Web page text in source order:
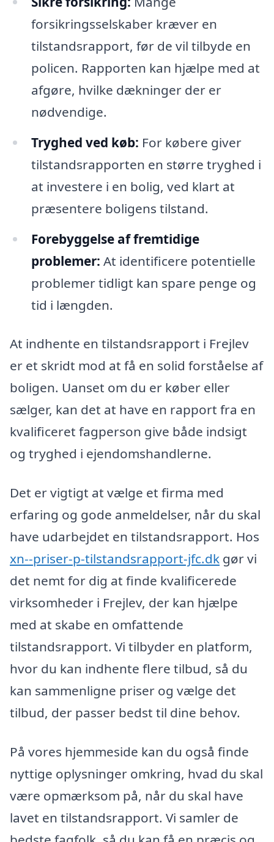
forsikringsselskaber kræver en
tilstandsrapport, før de vil tilbyde en
policen. Rapporten kan hjælpe med at
afgøre, hvilke dækninger der er
nødvendige.
Tryghed ved køb: For købere giver
tilstandsrapporten en større tryghed i
at investere i en bolig, ved klart at
præsentere boligens tilstand.
Forebyggelse af fremtidige
problemer: At identificere potentielle
problemer tidligt kan spare penge og
tid i længden.
At indhente en tilstandsrapport i Frejlev
er et skridt mod at få en solid forståelse af
boligen. Uanset om du er køber eller
sælger, kan det at have en rapport fra en
kvalificeret fagperson give både indsigt
og tryghed i ejendomshandlerne.
Det er vigtigt at vælge et firma med
erfaring og gode anmeldelser, når du skal
have udarbejdet en tilstandsrapport. Hos
xn--priser-p-tilstandsrapport-jfc.dk gør vi
det nemt for dig at finde kvalificerede
virksomheder i Frejlev, der kan hjælpe
med at skabe en omfattende
tilstandsrapport. Vi tilbyder en platform,
hvor du kan indhente flere tilbud, så du
kan sammenligne priser og vælge det
tilbud, der passer bedst til dine behov.
På vores hjemmeside kan du også finde
nyttige oplysninger omkring, hvad du skal
være opmærksom på, når du skal have
lavet en tilstandsrapport. Vi samler de